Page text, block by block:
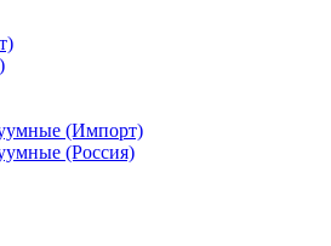
(Импорт)
(Россия)